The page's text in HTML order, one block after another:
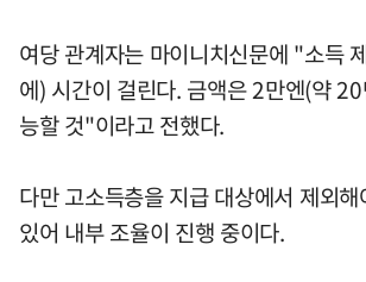
여당 관계자는 마이니치신문에 "소득
에) 시간이 걸린다. 금액은 2만엔(약
능할 것"이라고 전했다.
다만 고소득층을 지급 대상에서 제외
있어 내부 조율이 진행 중이다.